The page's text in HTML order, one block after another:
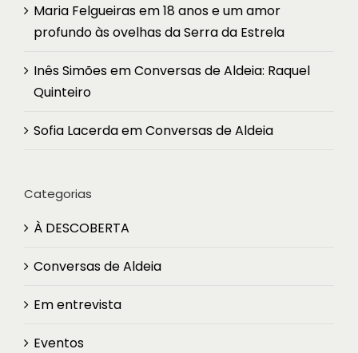
Maria Felgueirasem18 anos e um amor
profundo às ovelhas da Serra da Estrela
Inês SimõesemConversas de Aldeia: Raquel
Quinteiro
Sofia LacerdaemConversas de Aldeia
Categorias
À DESCOBERTA
Conversas de Aldeia
Em entrevista
Eventos